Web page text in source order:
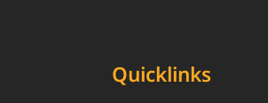
Quicklinks